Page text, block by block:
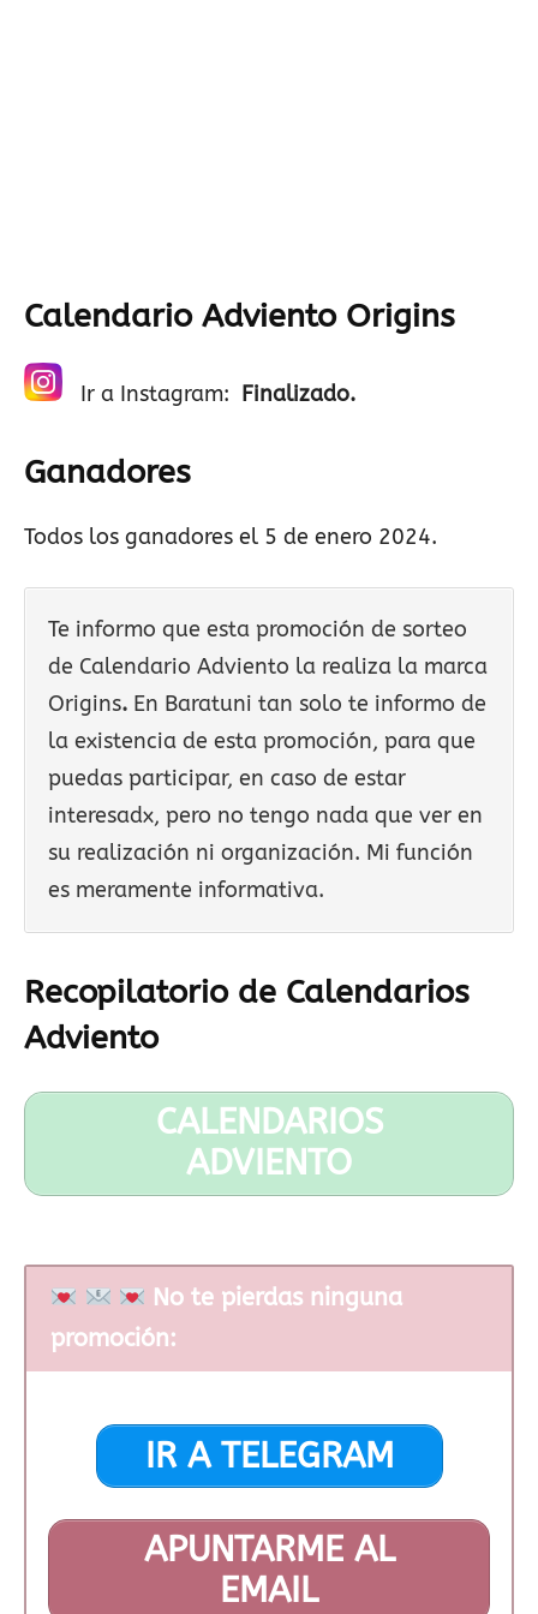
Calendario Adviento Origins
Ir a Instagram: Finalizado.
Ganadores
Todos los ganadores el 5 de enero 2024.
Te informo que esta promoción de sorteo
de Calendario Adviento la realiza la marca
Origins. En Baratuni tan solo te informo de
la existencia de esta promoción, para que
puedas participar, en caso de estar
interesadx, pero no tengo nada que ver en
su realización ni organización. Mi función
es meramente informativa.
Recopilatorio de Calendarios
Adviento
CALENDARIOS
ADVIENTO
No te pierdas ninguna
promoción:
IR A TELEGRAM
APUNTARME AL
EMAIL